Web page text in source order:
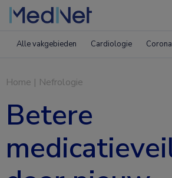
Alle vakgebieden Cardiologie
Home | Nefrologie
Betere